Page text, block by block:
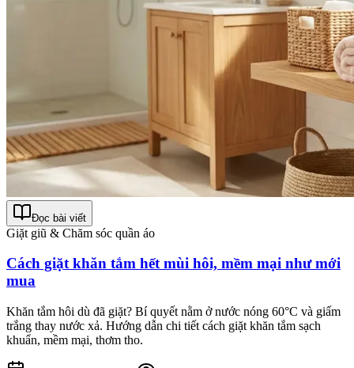
Đọc bài viết
Giặt giũ & Chăm sóc quần áo
Cách giặt khăn tắm hết mùi hôi, mềm mại như mới
mua
Khăn tắm hôi dù đã giặt? Bí quyết nằm ở nước nóng 60°C và giấm
trắng thay nước xả. Hướng dẫn chi tiết cách giặt khăn tắm sạch
khuẩn, mềm mại, thơm tho.